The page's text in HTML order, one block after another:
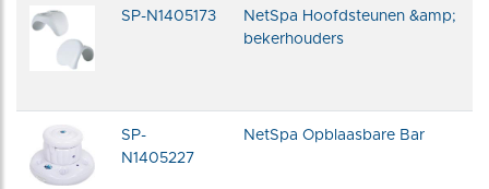
SP-N1405173
NetSpa Hoofdsteunen &amp;
bekerhouders
SP-
N1405227
NetSpa Opblaasbare Bar